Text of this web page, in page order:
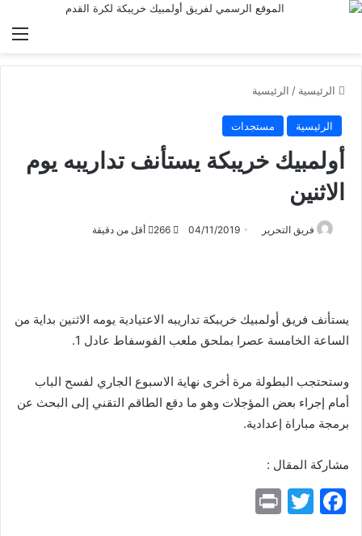
الرئيسية / الرئيسية
الرئيسية مستجدات
أولمبيك خريبكة يستأنف تداريبه يوم
الاثنين
فريق التحرير 04/11/2019 أقل من دقيقة
يستأنف فريق أولمبيك خريبكة تداريبه الاعتيادية يومه الاثنين بداية من
الساعة الخامسة عصرا بملحق ملعب الفوسفاط عادل 1.
وستحتجب البطولة مرة أخرى نهاية الاسبوع الجاري لفسح الباب
أمام إجراء بعض المؤجلات وهو ما دقع الطاقم التقني إلى البحث عن
برمجة مباراة إعدادية.
مشاركة المقال :
F
T